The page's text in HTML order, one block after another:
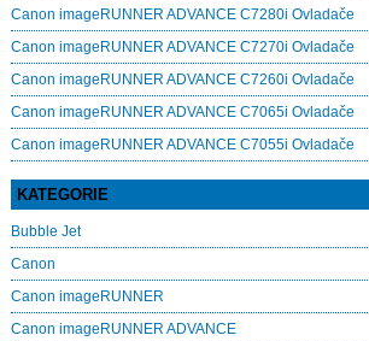
Canon imageRUNNER ADVANCE C7280i Ovladače
Canon imageRUNNER ADVANCE C7270i Ovladače
Canon imageRUNNER ADVANCE C7260i Ovladače
Canon imageRUNNER ADVANCE C7065i Ovladače
Canon imageRUNNER ADVANCE C7055i Ovladače
KATEGORIE
Bubble Jet
Canon
Canon imageRUNNER
Canon imageRUNNER ADVANCE